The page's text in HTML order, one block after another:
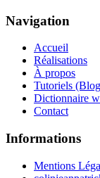
Navigation
Accueil
Réalisations
À propos
Tutoriels
Dictionnaire
Contact
Informations
Mentions